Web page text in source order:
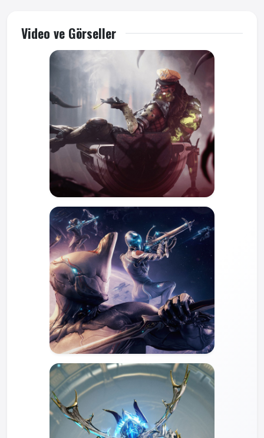
Video ve Görseller